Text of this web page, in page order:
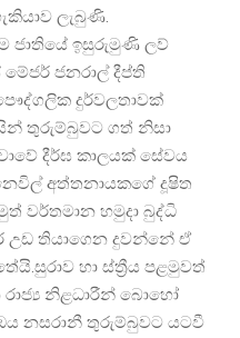
ලැබුණි.
ජාතියේ ඉසුරුමුණි ලව්
ජනරාල් දීප්ති
දුර්වලතාවක්
තුරුම්බුවට ගත් නිසා
දීර්ඝ කාලයක් සේවය
අත්තනායකගේ දූෂිත
වර්තමාන හමුදා බුද්ධි
උඩ තියාගෙන දුවන්නේ ඒ
හා ස්ත්‍රීය පළමුවත්
රාජ්‍ය නිළධාරීන් බොහෝ
නසරානී තුරුම්බුවට යටවී